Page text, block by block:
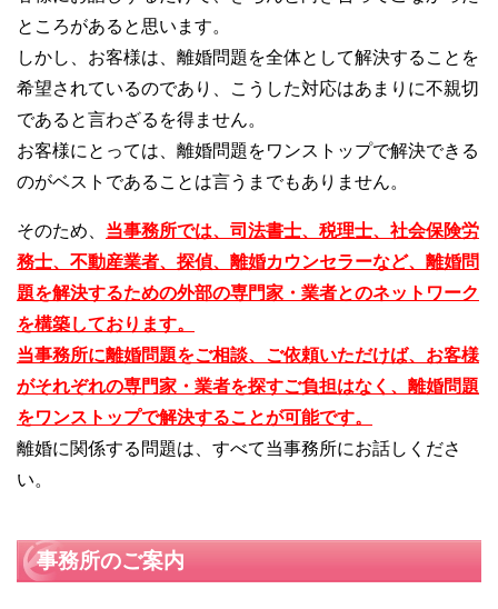
ところがあると思います。
しかし、お客様は、離婚問題を全体として解決することを
希望されているのであり、こうした対応はあまりに不親切
であると言わざるを得ません。
お客様にとっては、離婚問題をワンストップで解決できる
のがベストであることは言うまでもありません。
そのため、 当事務所では、司法書士、税理士、社会保険労
務士、不動産業者、探偵、離婚カウンセラーなど、離婚問
題を解決するための外部の専門家・業者とのネットワーク
を構築しております。
当事務所に離婚問題をご相談、ご依頼いただけば、お客様
がそれぞれの専門家・業者を探すご負担はなく、離婚問題
をワンストップで解決することが可能です。
離婚に関係する問題は、すべて当事務所にお話しくださ
い。
事務所のご案内